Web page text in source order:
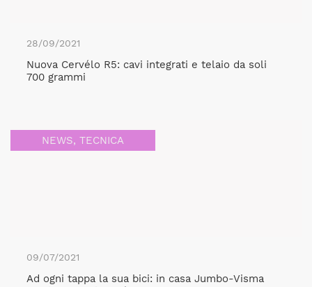
28/09/2021
Nuova Cervélo R5: cavi integrati e telaio da soli
700 grammi
NEWS, TECNICA
09/07/2021
Ad ogni tappa la sua bici: in casa Jumbo-Visma